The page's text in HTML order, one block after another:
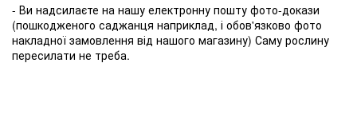
- Ви надсилаєте на нашу електронну пошту фото-докази
(пошкодженого саджанця наприклад, і обов'язково фото
накладної замовлення від нашого магазину) Саму рослину
пересилати не треба.